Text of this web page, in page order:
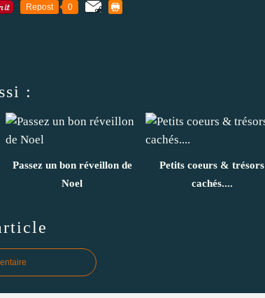
Repost 0
:
Passez un bon réveillon de
Noel
Petits coeurs & trésors
cachés....